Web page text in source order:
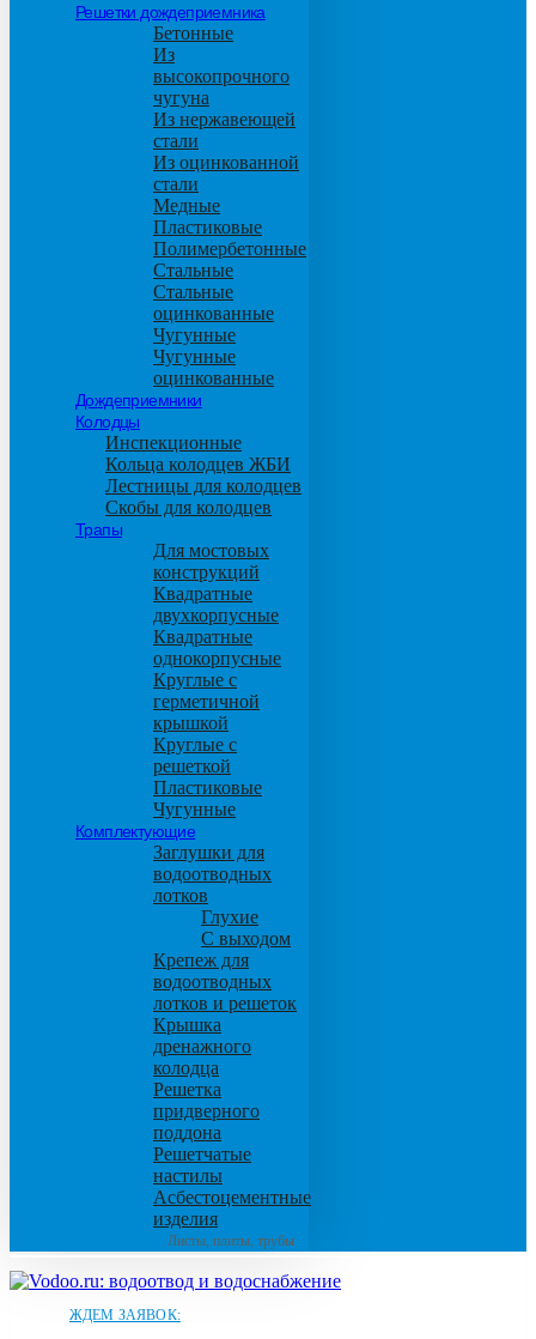
Решетки дождеприемника
Бетонные
Из
высокопрочного
чугуна
Из нержавеющей
стали
Из оцинкованной
стали
Медные
Пластиковые
Полимербетонные
Стальные
Стальные
оцинкованные
Чугунные
Чугунные
оцинкованные
Дождеприемники
Колодцы
Инспекционные
Кольца колодцев ЖБИ
Лестницы для колодцев
Скобы для колодцев
Трапы
Для мостовых
конструкций
Квадратные
двухкорпусные
Квадратные
однокорпусные
Круглые с
герметичной
крышкой
Круглые с
решеткой
Пластиковые
Чугунные
Комплектующие
Заглушки для
водоотводных
лотков
Глухие
С выходом
Крепеж для
водоотводных
лотков и решеток
Крышка
дренажного
колодца
Решетка
придверного
поддона
Решетчатые
настилы
Асбестоцементные
изделия
Листы, плиты, трубы
ЖДЕМ ЗАЯВОК: